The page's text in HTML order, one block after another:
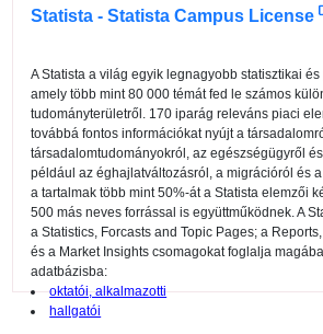
Statista - Statista Campus License
A Statista a világ egyik legnagyobb statisztikai
amely több mint 80 000 témát fed le számos
tudományterületről. 170 iparág releváns piaci
továbbá fontos információkat nyújt a
társadalomtudományokról, az egészségügyről
például az éghajlatváltozásról, a migrációról és
a tartalmak több mint 50%-át a Statista elemzői
500 más neves forrással is együttműködnek. A
a Statistics, Forcasts and Topic Pages; a
és a Market Insights csomagokat foglalja
adatbázisba:
oktatói, alkalmazotti
hallgatói